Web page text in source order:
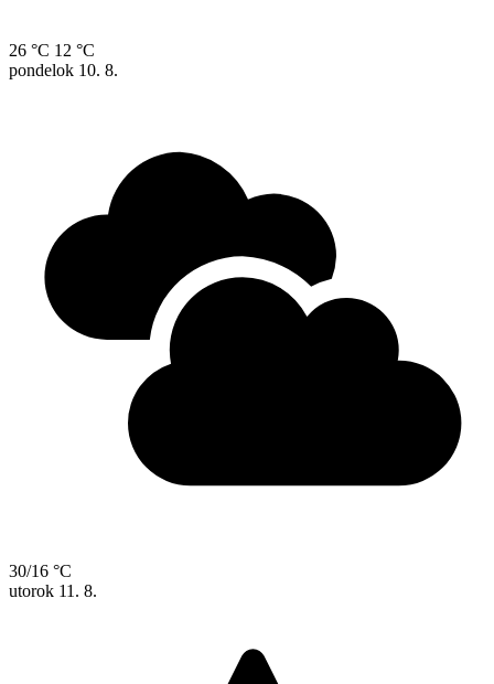
26 °C 12 °C
pondelok 10. 8.
30/16 °C
utorok 11. 8.